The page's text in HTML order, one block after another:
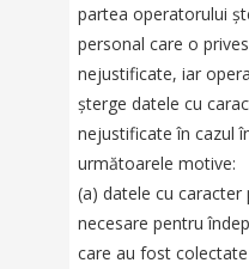
partea operatorului
personal care o
nejustificate, iar
șterge datele cu
nejustificate în cazul
următoarele motive:
(a) datele cu
necesare pentru
care au fost